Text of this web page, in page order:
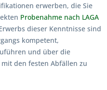
erwerben, die Sie
Probenahme nach LAGA
dieser Kenntnisse sind
kompetent,
und über die
den festen Abfällen zu